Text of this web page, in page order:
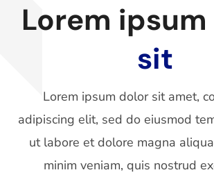
Lorem ipsum
sit
Lorem ipsum dolor sit amet,
adipiscing elit, sed do eiusmod
ut labore et dolore magna
minim veniam, quis nostrud